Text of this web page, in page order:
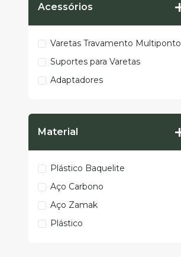
Acessórios
Varetas Travamento Multiponto
Suportes para Varetas
Adaptadores
Material
Plástico Baquelite
Aço Carbono
Aço Zamak
Plástico